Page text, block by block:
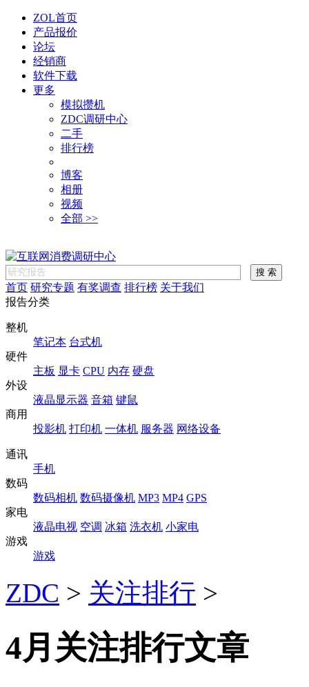
ZOL首页
产品报价
论坛
经销商
软件下载
更多
模拟攒机
ZDC调研中心
二手
排行榜
博客
相册
视频
全部 >>
首页 研究专题 有奖调查 排行榜 关于我们
报告分类
整机
笔记本 台式机
硬件
主板 显卡 CPU 内存 硬盘
外设
液晶显示器 音箱 键鼠
商用
投影机 打印机 一体机 服务器 网络设备
通讯
手机
数码
数码相机 数码摄像机 MP3 MP4 GPS
家电
液晶电视 空调 冰箱 洗衣机 小家电
游戏
游戏
ZDC > 关注排行 >
4月关注排行文章